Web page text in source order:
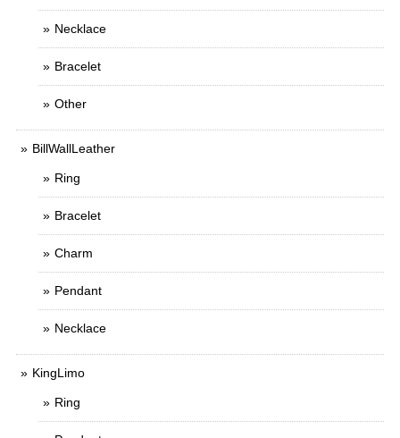
Necklace
Bracelet
Other
BillWallLeather
Ring
Bracelet
Charm
Pendant
Necklace
KingLimo
Ring